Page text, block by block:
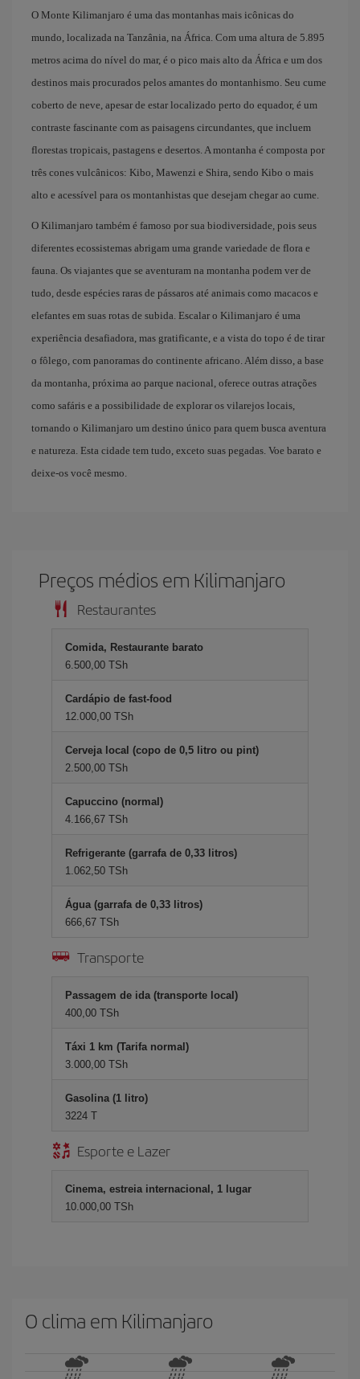
O Monte Kilimanjaro é uma das montanhas mais icônicas do
mundo, localizada na Tanzânia, na África. Com uma altura de 5.895
metros acima do nível do mar, é o pico mais alto da África e um dos
destinos mais procurados pelos amantes do montanhismo. Seu cume
coberto de neve, apesar de estar localizado perto do equador, é um
contraste fascinante com as paisagens circundantes, que incluem
florestas tropicais, pastagens e desertos. A montanha é composta por
três cones vulcânicos: Kibo, Mawenzi e Shira, sendo Kibo o mais
alto e acessível para os montanhistas que desejam chegar ao cume.
O Kilimanjaro também é famoso por sua biodiversidade, pois seus
diferentes ecossistemas abrigam uma grande variedade de flora e
fauna. Os viajantes que se aventuram na montanha podem ver de
tudo, desde espécies raras de pássaros até animais como macacos e
elefantes em suas rotas de subida. Escalar o Kilimanjaro é uma
experiência desafiadora, mas gratificante, e a vista do topo é de tirar
o fôlego, com panoramas do continente africano. Além disso, a base
da montanha, próxima ao parque nacional, oferece outras atrações
como safáris e a possibilidade de explorar os vilarejos locais,
tornando o Kilimanjaro um destino único para quem busca aventura
e natureza. Esta cidade tem tudo, exceto suas pegadas. Voe barato e
deixe-os você mesmo.
Preços médios em Kilimanjaro
Restaurantes
Comida, Restaurante barato
6.500,00 TSh
Cardápio de fast-food
12.000,00 TSh
Cerveja local (copo de 0,5 litro ou pint)
2.500,00 TSh
Capuccino (normal)
4.166,67 TSh
Refrigerante (garrafa de 0,33 litros)
1.062,50 TSh
Água (garrafa de 0,33 litros)
666,67 TSh
Transporte
Passagem de ida (transporte local)
400,00 TSh
Táxi 1 km (Tarifa normal)
3.000,00 TSh
Gasolina (1 litro)
3224 T
Esporte e Lazer
Cinema, estreia internacional, 1 lugar
10.000,00 TSh
O clima em Kilimanjaro